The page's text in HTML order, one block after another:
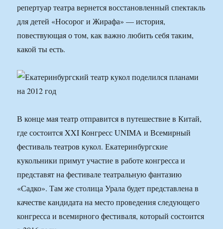
репертуар театра вернется восстановленный спектакль
для детей «Носорог и Жирафа» — история,
повествующая о том, как важно любить себя таким,
какой ты есть.
В конце мая театр отправится в путешествие в Китай,
где состоится XXI Конгресс UNIMA и Всемирный
фестиваль театров кукол. Екатеринбургские
кукольники примут участие в работе конгресса и
представят на фестивале театральную фантазию
«Садко». Там же столица Урала будет представлена в
качестве кандидата на место проведения следующего
конгресса и всемирного фестиваля, который состоится